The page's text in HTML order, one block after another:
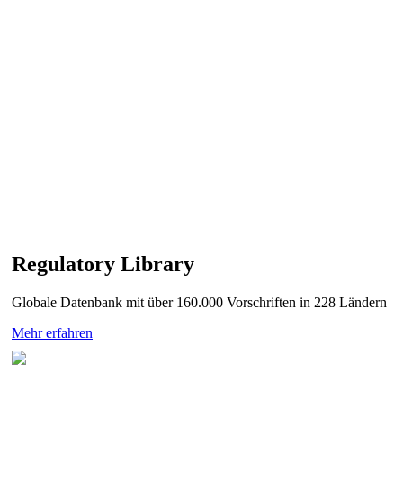
Regulatory Library
Globale Datenbank mit über 160.000 Vorschriften in 228 Ländern
Mehr erfahren